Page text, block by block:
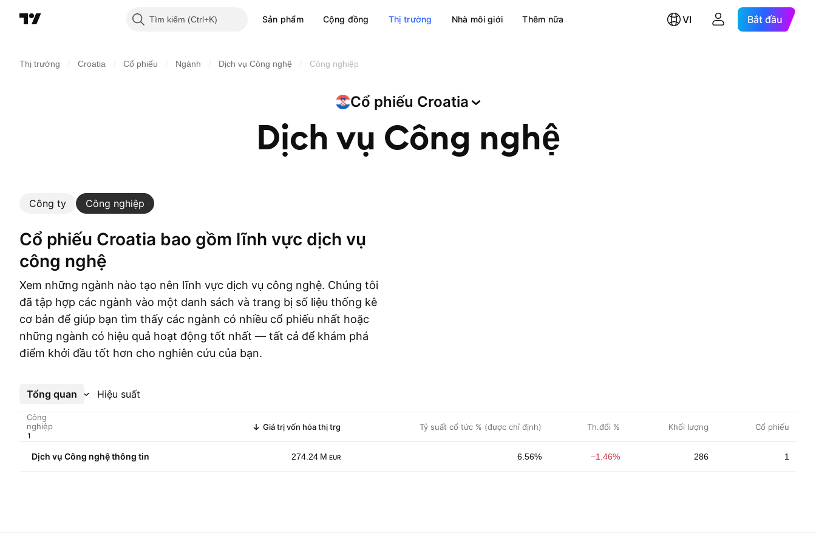
Tìm kiếm Sản phẩm Cộng đồng Thị trường Nhà môi giới Thêm nữa VI Bắt đầu
Thị trường Croatia Cổ phiếu Ngành Dịch vụ Công nghệ Công nghiệp
Cổ phiếu Croatia
Dịch vụ Công nghệ
Công ty Công nghiệp
Cổ phiếu Croatia bao gồm lĩnh vực dịch vụ
công nghệ
Xem những ngành nào tạo nên lĩnh vực dịch vụ công nghệ. Chúng tôi
đã tập hợp các ngành vào một danh sách và trang bị số liệu thống kê
cơ bản để giúp bạn tìm thấy các ngành có nhiều cổ phiếu nhất hoặc
những ngành có hiệu quả hoạt động tốt nhất — tất cả để khám phá
điểm khởi đầu tốt hơn cho nghiên cứu của bạn.
Tổng quan Hiệu suất
Xem thêm
Công
nghiệp
Giá trị vốn hóa thị trg Tỷ suất cổ tức % (được chỉ định) Th.đổi % Khối lượng Cổ phiếu
Dịch vụ Công nghệ thông tin 274.24 M EUR 6.56% −1.46% 286 1